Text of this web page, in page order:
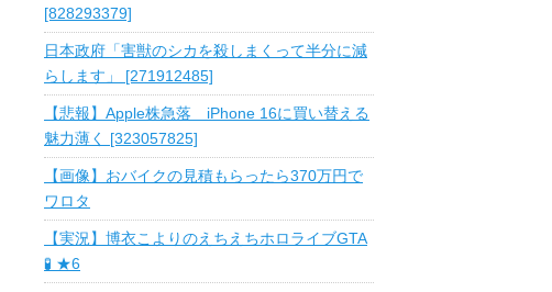
[828293379]
日本政府「害獣のシカを殺しまくって半分に減
らします」 [271912485]
【悲報】Apple株急落 iPhone 16に買い替える
魅力薄く [323057825]
【画像】おバイクの見積もらったら370万円で
ワロタ
【実況】博衣こよりのえちえちホロライブGTA
🧪 ★6